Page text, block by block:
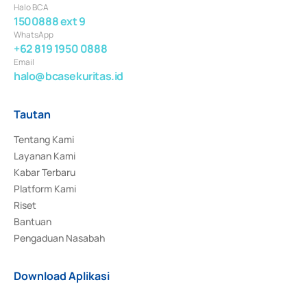
Halo BCA
1500888 ext 9
WhatsApp
+62 819 1950 0888
Email
halo@bcasekuritas.id
Tautan
Tentang Kami
Layanan Kami
Kabar Terbaru
Platform Kami
Riset
Bantuan
Pengaduan Nasabah
Download Aplikasi